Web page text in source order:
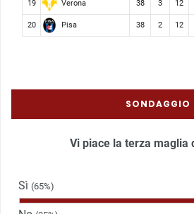
19 Verona 38 3 12
20 Pisa 38 2 12
SONDAGGIO
Vi piace la terza maglia
Sì (65%)